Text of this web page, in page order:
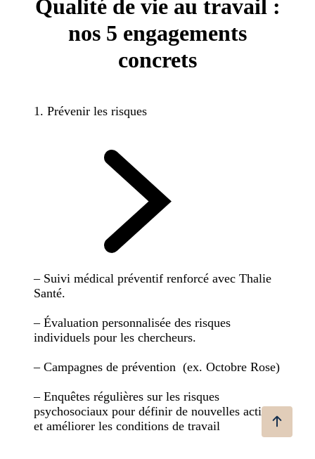
Qualité de vie au travail :
nos 5 engagements
concrets
1. Prévenir les risques
– Suivi médical préventif renforcé avec Thalie
Santé.
– Évaluation personnalisée des risques
individuels pour les chercheurs.
– Campagnes de prévention (ex. Octobre Rose)
– Enquêtes régulières sur les risques
psychosociaux pour définir de nouvelles actions
et améliorer les conditions de travail